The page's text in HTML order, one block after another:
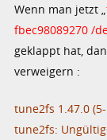
Wenn man jetzt „
fbec98089270 /
geklappt hat,
verweigern :
tune2fs 1.47.0
tune2fs: